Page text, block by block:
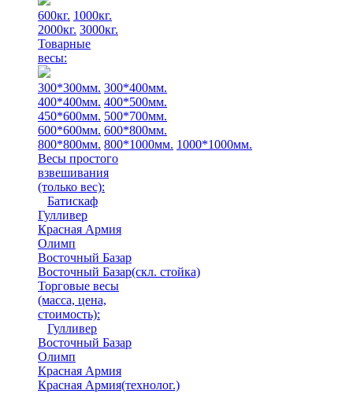
600кг. 1000кг.
2000кг. 3000кг.
Товарные
весы:
300*300мм. 300*400мм.
400*400мм. 400*500мм.
450*600мм. 500*700мм.
600*600мм. 600*800мм.
800*800мм. 800*1000мм. 1000*1000мм.
Весы простого
взвешивания
(только вес):
Батискаф
Гулливер
Красная Армия
Олимп
Восточный Базар
Восточный Базар(скл. стойка)
Торговые весы
(масса, цена,
стоимость):
Гулливер
Восточный Базар
Олимп
Красная Армия
Красная Армия(технолог.)